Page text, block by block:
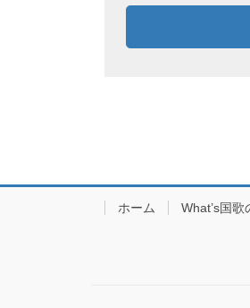
ホーム What’s国歌